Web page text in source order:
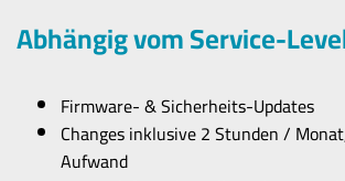
Abhängig vom Service-
Firmware- & Sicherheits-Updates
Changes inklusive 2 Stunden /
Aufwand